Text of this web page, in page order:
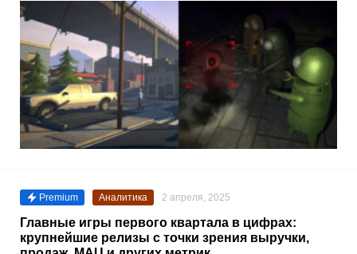
Premium Аналитика 2 апреля, 2025
Главные игры первого квартала в цифрах:
крупнейшие релизы с точки зрения выручки,